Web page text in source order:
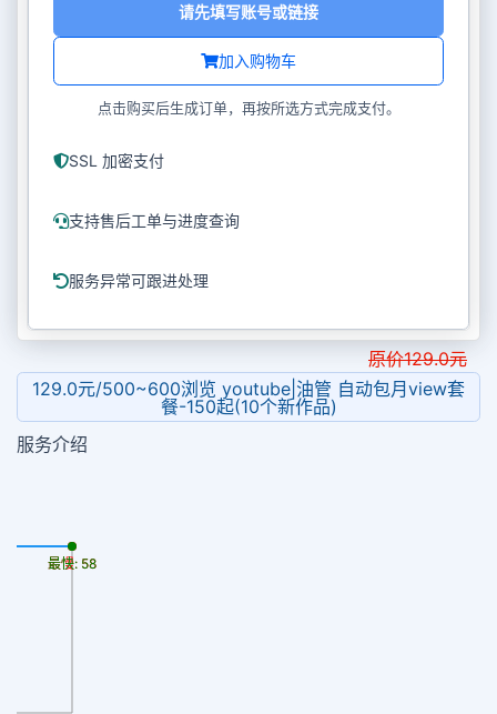
加入购物车
请先填写账号或链接
点击购买后生成订单，再按所选方式完成支付。
SSL 加密支付
支持售后工单与进度查询
服务异常可跟进处理
原价129.0元
129.0元/500~600浏览 youtube|油管 自动包月view套
餐-150起(10个新作品)
服务介绍
最慢: 58
最快: 58